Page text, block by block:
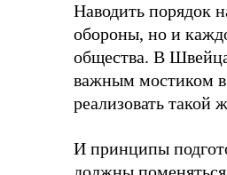
Наводить порядок
обороны, но и
общества. В
важным мостиком в
реализовать такой
И принципы